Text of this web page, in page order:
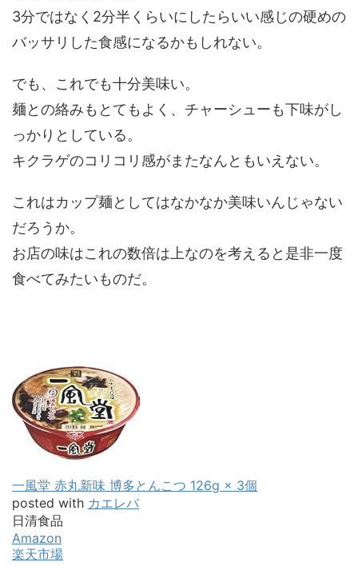
3分ではなく2分半くらいにしたらいい感じの硬めの
バッサリした食感になるかもしれない。
でも、これでも十分美味い。
麺との絡みもとてもよく、チャーシューも下味がし
っかりとしている。
キクラゲのコリコリ感がまたなんともいえない。
これはカップ麺としてはなかなか美味いんじゃない
だろうか。
お店の味はこれの数倍は上なのを考えると是非一度
食べてみたいものだ。
一風堂 赤丸新味 博多とんこつ 126g × 3個
posted with カエレバ
日清食品
Amazon
楽天市場